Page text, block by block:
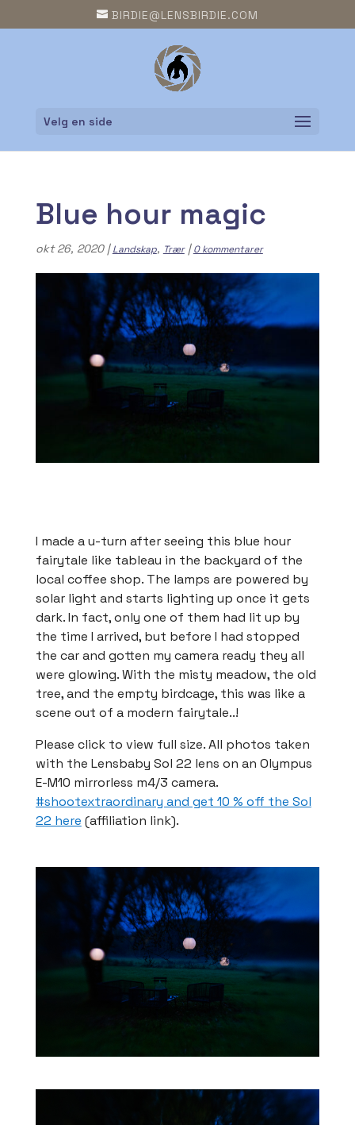
BIRDIE@LENSBIRDIE.COM
Velg en side
Blue hour magic
okt 26, 2020|Landskap, Trær|0 kommentarer
I made a u-turn after seeing this blue hour
fairytale like tableau in the backyard of the
local coffee shop. The lamps are powered by
solar light and starts lighting up once it gets
dark. In fact, only one of them had lit up by
the time I arrived, but before I had stopped
the car and gotten my camera ready they all
were glowing. With the misty meadow, the old
tree, and the empty birdcage, this was like a
scene out of a modern fairytale..!
Please click to view full size. All photos taken
with the Lensbaby Sol 22 lens on an Olympus
E-M10 mirrorless m4/3 camera.
#shootextraordinary and get 10 % off the Sol
22 here (affiliation link).